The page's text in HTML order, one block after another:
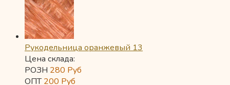
Рукодельница оранжевый 13
Цена склада:
РОЗН 280 Руб
ОПТ200 Руб